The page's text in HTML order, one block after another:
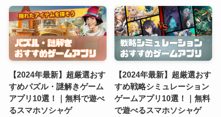
【2024年最新】超厳選おす
すめパズル・謎解きゲーム
アプリ10選！｜無料で遊べ
るスマホソシャゲ
【2024年最新】超厳選おす
すめ戦略シミュレーション
ゲームアプリ10選！｜無料
で遊べるスマホソシャゲ